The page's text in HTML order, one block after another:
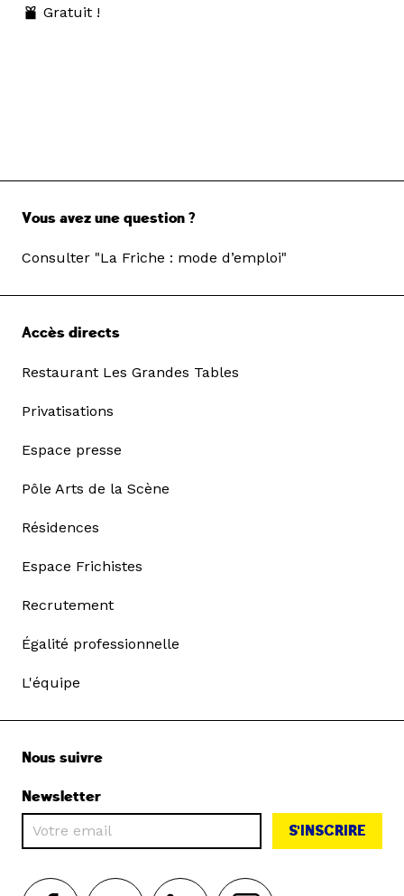
Gratuit !
Vous avez une question ?
Consulter "La Friche : mode d’emploi"
Accès directs
Restaurant Les Grandes Tables
Privatisations
Espace presse
Pôle Arts de la Scène
Résidences
Espace Frichistes
Recrutement
Égalité professionnelle
L'équipe
Nous suivre
Newsletter
S'INSCRIRE